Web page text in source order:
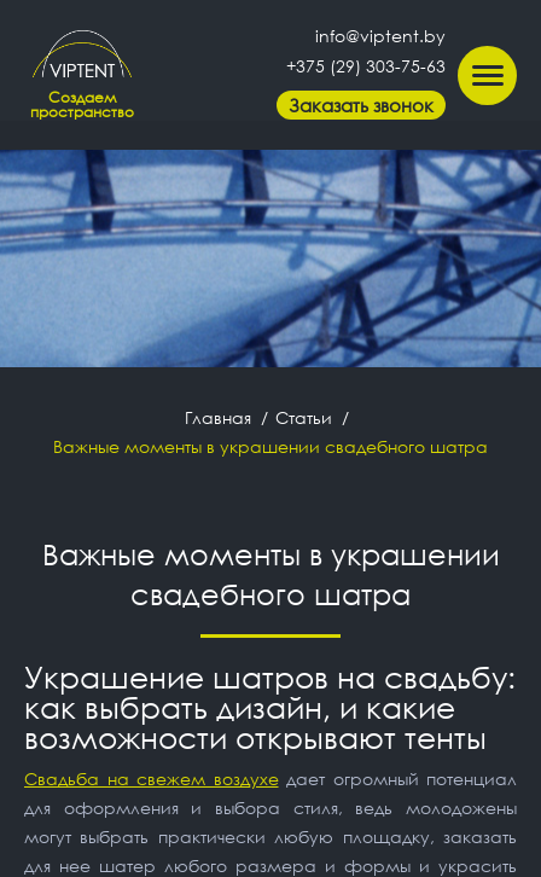
Создаем
пространство
info@viptent.by
+375 (29) 303-75-63
Заказать звонок
Главная
Статьи
Важные моменты в украшении свадебного шатра
Важные моменты в украшении
свадебного шатра
Украшение шатров на свадьбу:
как выбрать дизайн, и какие
возможности открывают тенты
Свадьба на свежем воздухедает огромный потенциал
для оформления и выбора стиля, ведь молодожены
могут выбрать практически любую площадку, заказать
для нее шатер любого размера и формы и украсить